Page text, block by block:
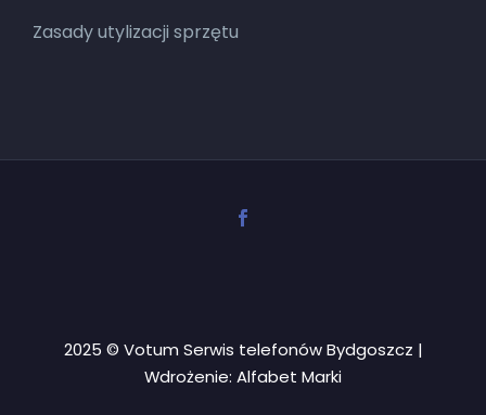
Zasady utylizacji sprzętu
2025 © Votum Serwis telefonów Bydgoszcz |
Wdrożenie: Alfabet Marki